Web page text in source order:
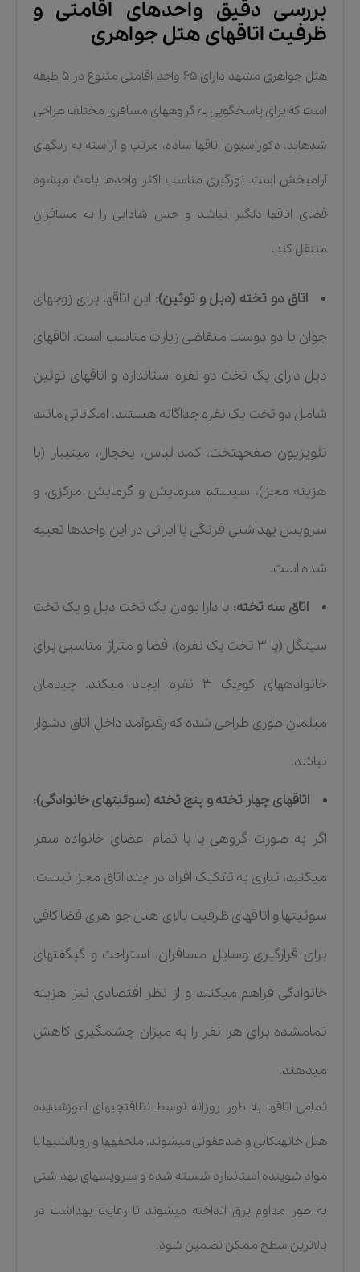
بررسی دقیق واحدهای اقامتی و
ظرفیت اتاقهای هتل جواهری
هتل جواهری مشهد دارای ۶۵ واحد اقامتی متنوع در ۵ طبقه
است که برای پاسخگویی به گروههای مسافری مختلف طراحی
شدهاند. دکوراسیون اتاقها ساده، مرتب و آراسته به رنگهای
آرامبخش است. نورگیری مناسب اکثر واحدها باعث میشود
فضای اتاقها دلگیر نباشد و حس شادابی را به مسافران
منتقل کند.
اتاق دو تخته (دبل و توئین): این اتاقها برای زوجهای
جوان یا دو دوست متقاضی زیارت مناسب است. اتاقهای
دبل دارای یک تخت دو نفره استاندارد و اتاقهای توئین
شامل دو تخت یک نفره جداگانه هستند. امکاناتی مانند
تلویزیون صفحهتخت، کمد لباس، یخچال، مینیبار (با
هزینه مجزا)، سیستم سرمایش و گرمایش مرکزی، و
سرویس بهداشتی فرنگی یا ایرانی در این واحدها تعبیه
شده است.
اتاق سه تخته: با دارا بودن یک تخت دبل و یک تخت
سینگل (یا ۳ تخت یک نفره)، فضا و متراژ مناسبی برای
خانوادههای کوچک ۳ نفره ایجاد میکند. چیدمان
مبلمان طوری طراحی شده که رفتوآمد داخل اتاق دشوار
نباشد.
اتاقهای چهار تخته و پنج تخته (سوئیتهای خانوادگی):
اگر به صورت گروهی یا با تمام اعضای خانواده سفر
میکنید، نیازی به تفکیک افراد در چند اتاق مجزا نیست.
سوئیتها و اتاقهای ظرفیت بالای هتل جواهری فضا کافی
برای قرارگیری وسایل مسافران، استراحت و گپگفتهای
خانوادگی فراهم میکنند و از نظر اقتصادی نیز هزینه
تمامشده برای هر نفر را به میزان چشمگیری کاهش
میدهند.
تمامی اتاقها به طور روزانه توسط نظافتچیهای آموزشدیده
هتل خانهتکانی و ضدعفونی میشوند. ملحفهها و روبالشیها با
مواد شوینده استاندارد شسته شده و سرویسهای بهداشتی
به طور مداوم برق انداخته میشوند تا رعایت بهداشت در
بالاترین سطح ممکن تضمین شود.